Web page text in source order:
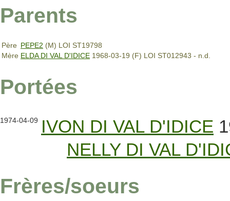
Parents
Père PEPE2 (M) LOI ST19798
Mère ELDA DI VAL D'IDICE 1968-03-19 (F) LOI ST012943 - n.d.
Portées
1974-04-09 IVON DI VAL D'IDICE
NELLY DI VAL
Frères/soeurs